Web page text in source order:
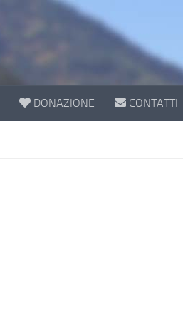
DONAZIONE CONTATTI